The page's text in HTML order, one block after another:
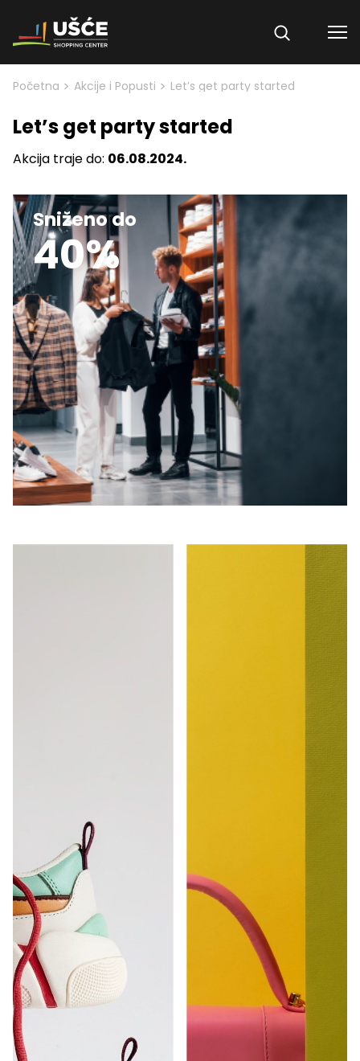
Skip to content
Početna > Akcije i Popusti > Let’s get party started
Let’s get party started
Akcija traje do: 06.08.2024.
Sniženo do
40%